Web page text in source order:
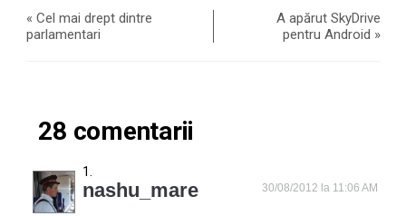
«Cel mai drept dintre
parlamentari
A apărut SkyDrive
pentru Android »
28 comentarii
nashu_mare 30/08/2012 la 11:06 AM